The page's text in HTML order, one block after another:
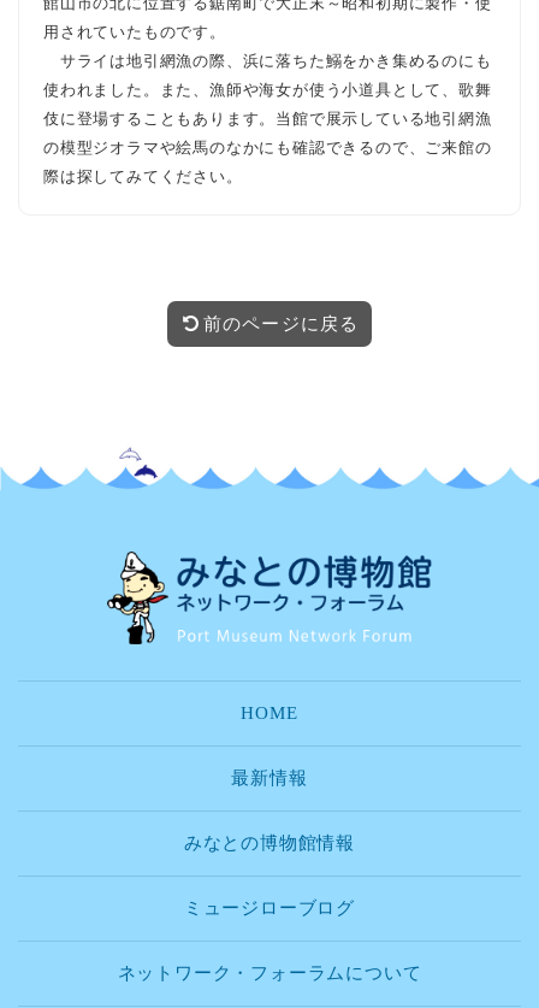
用されていたものです。
サライは地引網漁の際、浜に落ちた鰯をかき集めるのにも
使われました。また、漁師や海女が使う小道具として、歌舞
伎に登場することもあります。当館で展示している地引網漁
の模型ジオラマや絵馬のなかにも確認できるので、ご来館の
際は探してみてください。
前のページに戻る
HOME
最新情報
みなとの博物館情報
ミュージローブログ
ネットワーク・フォーラムについて